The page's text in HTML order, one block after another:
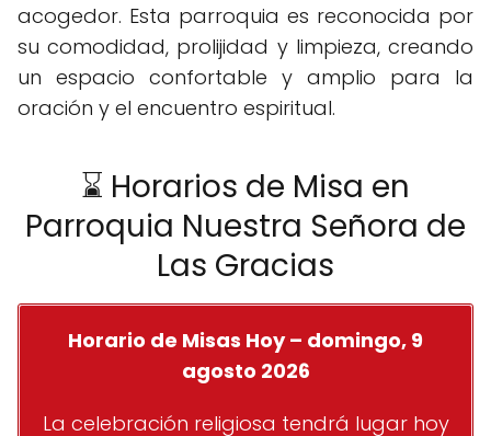
acogedor. Esta parroquia es reconocida por
su comodidad, prolijidad y limpieza, creando
un espacio confortable y amplio para la
oración y el encuentro espiritual.
⌛ Horarios de Misa en
Parroquia Nuestra Señora de
Las Gracias
Horario de Misas Hoy – domingo, 9
agosto 2026
La celebración religiosa tendrá lugar hoy